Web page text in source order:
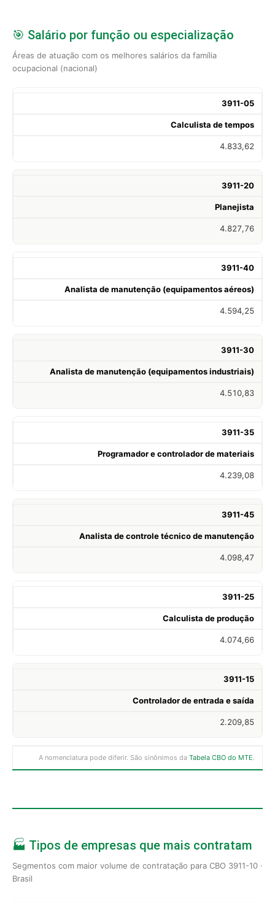
🎯 Salário por função ou especialização
Áreas de atuação com os melhores salários da família
ocupacional (nacional)
3911-05
Calculista de tempos
4.833,62
3911-20
Planejista
4.827,76
3911-40
Analista de manutenção (equipamentos aéreos)
4.594,25
3911-30
Analista de manutenção (equipamentos industriais)
4.510,83
3911-35
Programador e controlador de materiais
4.239,08
3911-45
Analista de controle técnico de manutenção
4.098,47
3911-25
Calculista de produção
4.074,66
3911-15
Controlador de entrada e saída
2.209,85
A nomenclatura pode diferir. São sinônimos da Tabela CBO do MTE.
🏭 Tipos de empresas que mais contratam
Segmentos com maior volume de contratação para CBO 3911-10 ·
Brasil